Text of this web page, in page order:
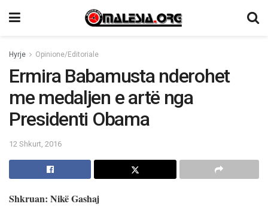
Hyrje Opinione/Editoriale
Ermira Babamusta nderohet
me medaljen e artë nga
Presidenti Obama
12 Shkurt, 2016
Shkruan: Nikë Gashaj